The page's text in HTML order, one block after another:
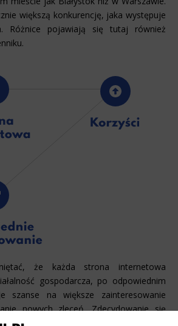
większą konkurencję, jaka występuje
Różnice pojawiają się tutaj również
że każda strona internetowa
gospodarcza, po odpowiednim
szanse na większe zainteresowanie
nowych zleceń. Zdecydowanie się
strony internetowej przynosi zatem